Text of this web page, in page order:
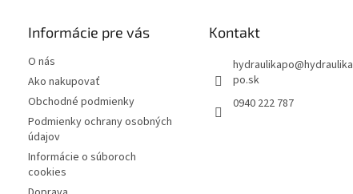
Informácie pre vás
O nás
Ako nakupovať
Obchodné podmienky
Podmienky ochrany osobných
údajov
Informácie o súboroch
cookies
Kontakt
hydraulikapo@hydraulika
po.sk
0940 222 787